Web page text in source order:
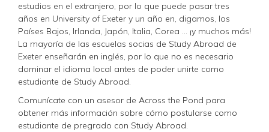
estudios en el extranjero, por lo que puede pasar tres
años en University of Exeter y un año en, digamos, los
Países Bajos, Irlanda, Japón, Italia, Corea ... ¡y muchos más!
La mayoría de las escuelas socias de Study Abroad de
Exeter enseñarán en inglés, por lo que no es necesario
dominar el idioma local antes de poder unirte como
estudiante de Study Abroad.
Comunícate con un asesor de Across the Pond para
obtener más información sobre cómo postularse como
estudiante de pregrado con Study Abroad.